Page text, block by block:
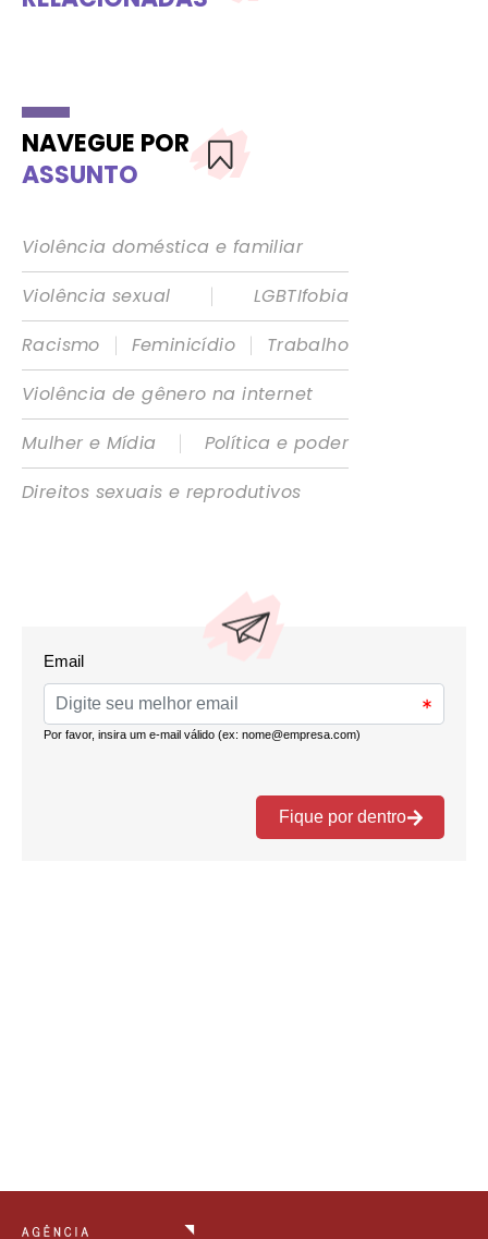
NAVEGUE POR
ASSUNTO
Violência doméstica e familiar
Violência sexual
|
LGBTIfobia
Racismo
| Feminicídio |
Trabalho
Violência de gênero na internet
Mulher e Mídia
|
Política e poder
Direitos sexuais e reprodutivos